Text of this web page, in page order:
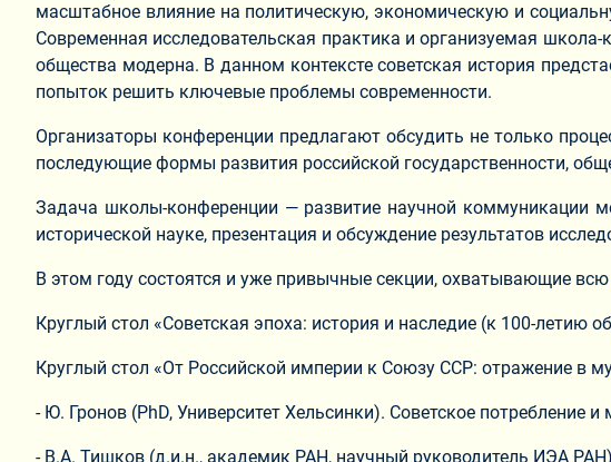
масштабное влияние на политическую, экономическую и
Современная исследовательская практика и организуемая
общества модерна. В данном контексте советская история
попыток решить ключевые проблемы современности.
Организаторы конференции предлагают обсудить не только
последующие формы развития российской государственности,
Задача школы-конференции — развитие научной коммуникации
исторической науке, презентация и обсуждение результатов
В этом году состоятся и уже привычные секции, охватывающие
Круглый стол «Советская эпоха: история и наследие (к 100-летию
Круглый стол «От Российской империи к Союзу ССР: отражение в
- Ю. Гронов (PhD, Университет Хельсинки). Советское потребление и
- В.А. Тишков (д.и.н., академик РАН, научный руководитель ИЭА